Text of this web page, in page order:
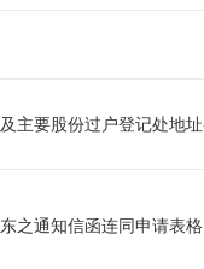
主要股份过户登记处地
之通知信函连同申请表格